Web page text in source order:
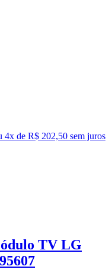
4x de R$ 202,50 sem juros
TV LG